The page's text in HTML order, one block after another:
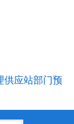
供应站部门预